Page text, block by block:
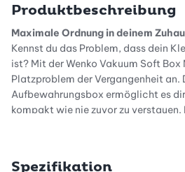
Produktbeschreibung
Maximale Ordnung in deinem
Kennst du das Problem, dass dein
ist? Mit der Wenko Vakuum Soft Box
Platzproblem der Vergangenheit an.
Aufbewahrungsbox ermöglicht es
kompakt wie nie zuvor zu
Spezifikation